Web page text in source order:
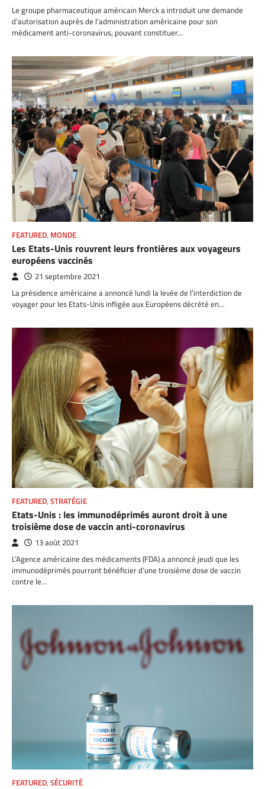
Le groupe pharmaceutique américain Merck a introduit une demande
d’autorisation auprès de l’administration américaine pour son
médicament anti-coronavirus, pouvant constituer…
FEATURED, MONDE
Les Etats-Unis rouvrent leurs frontières aux voyageurs
européens vaccinés
21 septembre 2021
La présidence américaine a annoncé lundi la levée de l’interdiction de
voyager pour les Etats-Unis infligée aux Européens décrété en…
FEATURED, STRATÉGIE
Etats-Unis : les immunodéprimés auront droit à une
troisième dose de vaccin anti-coronavirus
13 août 2021
L’Agence américaine des médicaments (FDA) a annoncé jeudi que les
immunodéprimés pourront bénéficier d’une troisième dose de vaccin
contre le…
FEATURED, SÉCURITÉ